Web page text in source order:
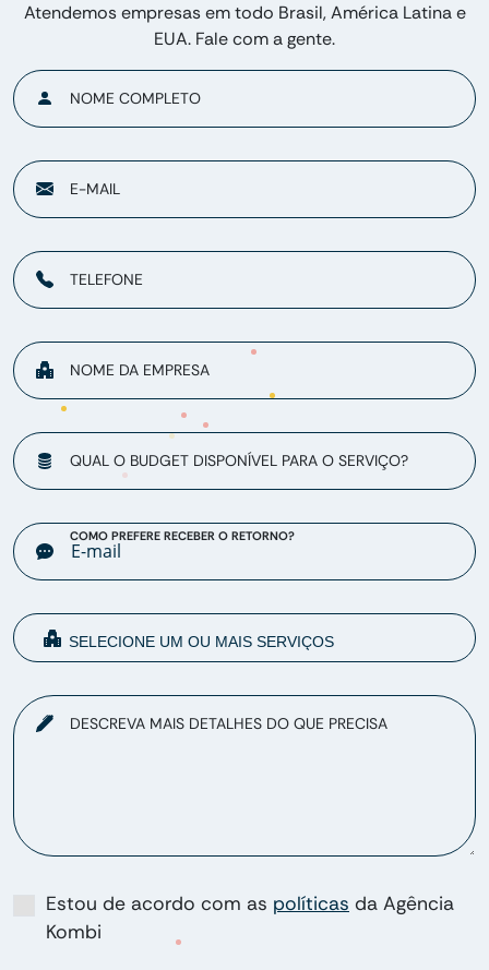
Atendemos empresas em todo Brasil, América Latina e
EUA. Fale com a gente.
NOME COMPLETO
E-MAIL
TELEFONE
NOME DA EMPRESA
QUAL O BUDGET DISPONÍVEL PARA O SERVIÇO?
COMO PREFERE RECEBER O RETORNO?
DESCREVA MAIS DETALHES DO QUE PRECISA
Estou de acordo com as políticas da Agência
Kombi